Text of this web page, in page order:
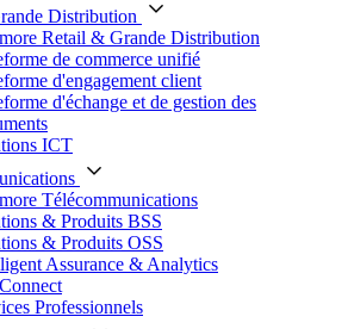
Distribution
Retail & Grande Distribution
de commerce unifié
d'engagement client
d'échange et de gestion des
ICT
Télécommunications
& Produits BSS
& Produits OSS
Assurance & Analytics
Professionnels